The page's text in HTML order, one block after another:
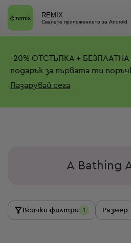
REMIX
Свалете приложението за Android
-20% ОТСТЪПКА +
подарък за първата ти
Пазарувай сега
A Bathing
Всички филтри 1 Размер